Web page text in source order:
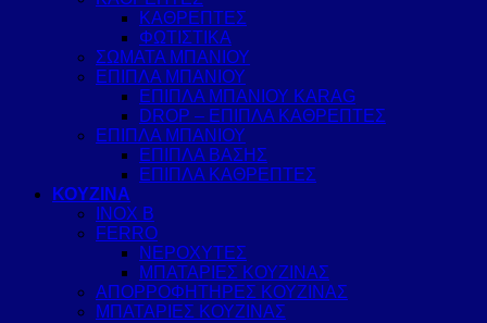
ΚΑΘΡΕΠΤΕΣ
ΦΩΤΙΣΤΙΚΑ
ΣΩΜΑΤΑ ΜΠΑΝΙΟΥ
ΕΠΙΠΛΑ ΜΠΑΝΙΟΥ
ΕΠΙΠΛΑ ΜΠΑΝΙΟΥ KARAG
DROP – ΕΠΙΠΛΑ ΚΑΘΡΕΠΤΕΣ
ΕΠΙΠΛΑ ΜΠΑΝΙΟΥ
ΕΠΙΠΛΑ ΒΑΣΗΣ
ΕΠΙΠΛΑ ΚΑΘΡΕΠΤΕΣ
ΚΟΥΖΙΝΑ
INOX B
FERRO
ΝΕΡΟΧΥΤΕΣ
ΜΠΑΤΑΡΙΕΣ ΚΟΥΖΙΝΑΣ
ΑΠΟΡΡΟΦΗΤΗΡΕΣ ΚΟΥΖΙΝΑΣ
ΜΠΑΤΑΡΙΕΣ ΚΟΥΖΙΝΑΣ